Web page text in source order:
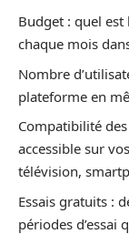
Budget : quel
chaque mois
Nombre
plateforme en
Compatibilité
accessible sur
télévision,
Essais gratuits :
périodes d’essai